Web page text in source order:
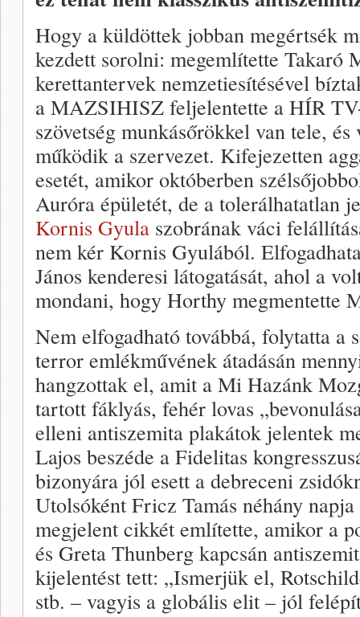
Hogy a küldöttek jobban megértsék
kezdett sorolni: megemlítette Takaró
kerettantervek nemzetiesítésével
a MAZSIHISZ feljelentette a HÍR
szövetség munkásőrökkel van tele,
működik a szervezet. Kifejezetten
esetét, amikor októberben
Auróra épületét, de a tolerálhatatlan
Kornis Gyula szobrának váci
nem kér Kornis Gyulából.
János kenderesi látogatását, ahol a
mondani, hogy Horthy megmentette
Nem elfogadható továbbá, folytatta a
terror emlékművének átadásán
hangzottak el, amit a Mi Hazánk
tartott fáklyás, fehér lovas
elleni antiszemita plakátok jelentek
Lajos beszéde a Fidelitas
bizonyára jól esett a debreceni
Utolsóként Fricz Tamás néhány
megjelent cikkét említette, amikor a
és Greta Thunberg kapcsán
kijelentést tett: „Ismerjük el,
stb. – vagyis a globális elit – jól